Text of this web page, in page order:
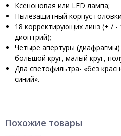
Ксеноновая или LED лампа;
Пылезащитный корпус
18 корректирующих линз (+ / -
диоптрий);
Четыре апертуры (диафрагмы)
большой круг, малый круг,
Два светофильтра- «без
синий».
Похожие товары